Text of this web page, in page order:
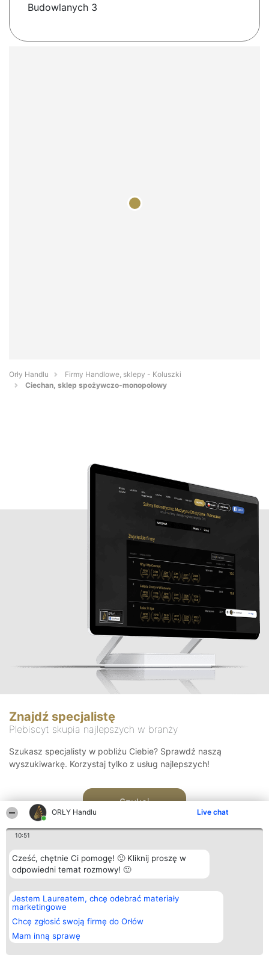
ORŁY Handlu Live chat
10:51
Cześć, chętnie Ci pomogę! 🙂 Kliknij proszę w
odpowiedni temat rozmowy! 🙂
Jestem Laureatem, chcę odebrać materiały
marketingowe
Chcę zgłosić swoją firmę do Orłów
Mam inną sprawę
Budowlanych 3
Orły Handlu
Firmy Handlowe, sklepy - Koluszki
Ciechan, sklep spożywczo-monopolowy
Znajdź specjalistę
Plebiscyt skupia najlepszych w branży
Szukasz specjalisty w pobliżu Ciebie? Sprawdź naszą
wyszukiwarkę. Korzystaj tylko z usług najlepszych!
Szukaj
Organizator plebiscytu
Bright Side Solutions sp. z o.
o. sp. k.
ul. Ruska 22
Wrocław 50-079
KRS 0000749100 | Regon
381313360 | NIP 8943132676
Plebiscyt
Laureaci
wszystkich
Laureatów
Regulamin
Kontakt
Kontakt